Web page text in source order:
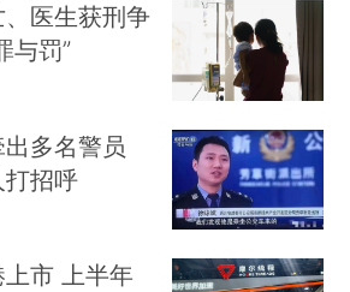
医生获刑争
与罚”
多名警员
招呼
市 上半年